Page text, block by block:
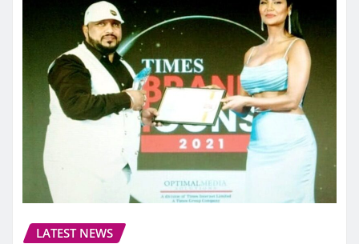
LATEST NEWS